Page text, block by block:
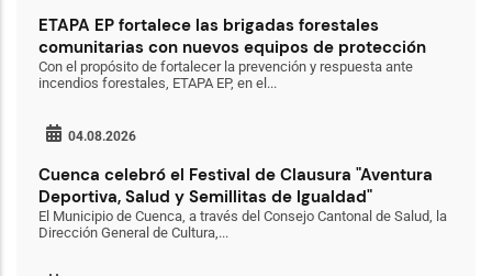
ETAPA EP fortalece las brigadas forestales
comunitarias con nuevos equipos de protección
Con el propósito de fortalecer la prevención y respuesta ante
incendios forestales, ETAPA EP, en el...
04.08.2026
Cuenca celebró el Festival de Clausura "Aventura
Deportiva, Salud y Semillitas de Igualdad"
El Municipio de Cuenca, a través del Consejo Cantonal de Salud, la
Dirección General de Cultura,...